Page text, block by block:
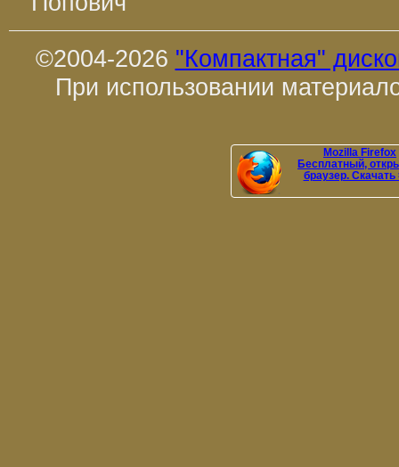
©2004-2026 "Компактная"
При использовании
Mozilla Firefox
Бесплатный,
браузер. Скачать